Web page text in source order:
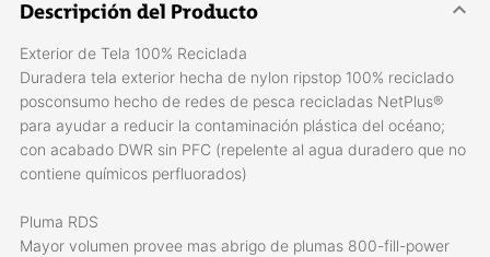
Descripción del Producto
Exterior de Tela 100% Reciclada
Duradera tela exterior hecha de nylon ripstop 100% reciclado
posconsumo hecho de redes de pesca recicladas NetPlus®
para ayudar a reducir la contaminación plástica del océano;
con acabado DWR sin PFC (repelente al agua duradero que no
contiene químicos perfluorados)
Pluma RDS
Mayor volumen provee mas abrigo de plumas 800-fill-power